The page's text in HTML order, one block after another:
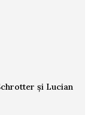
și Lucian